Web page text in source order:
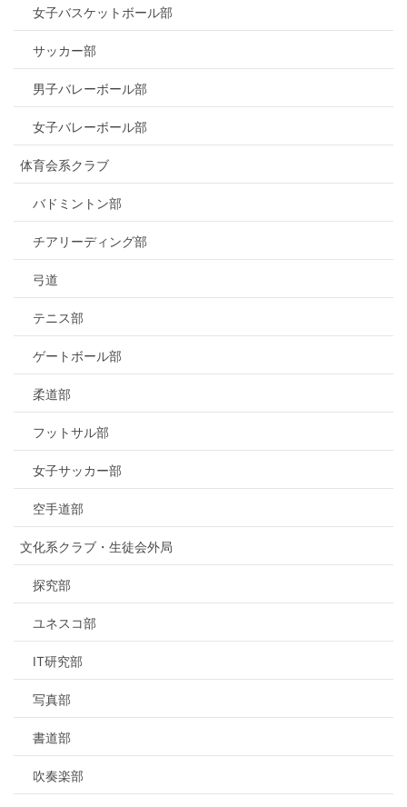
女子バスケットボール部
サッカー部
男子バレーボール部
女子バレーボール部
体育会系クラブ
バドミントン部
チアリーディング部
弓道
テニス部
ゲートボール部
柔道部
フットサル部
女子サッカー部
空手道部
文化系クラブ・生徒会外局
探究部
ユネスコ部
IT研究部
写真部
書道部
吹奏楽部